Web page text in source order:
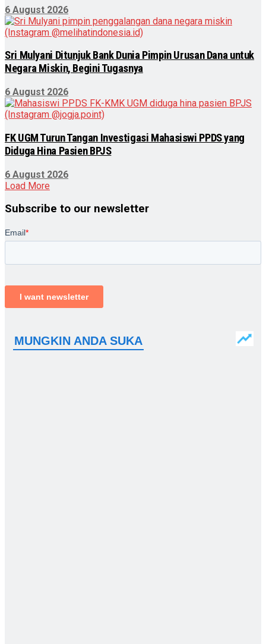
6 August 2026
Sri Mulyani Ditunjuk Bank Dunia Pimpin Urusan Dana untuk
Negara Miskin, Begini Tugasnya
6 August 2026
FK UGM Turun Tangan Investigasi Mahasiswi PPDS yang
Diduga Hina Pasien BPJS
6 August 2026
Load More
Subscribe to our newsletter